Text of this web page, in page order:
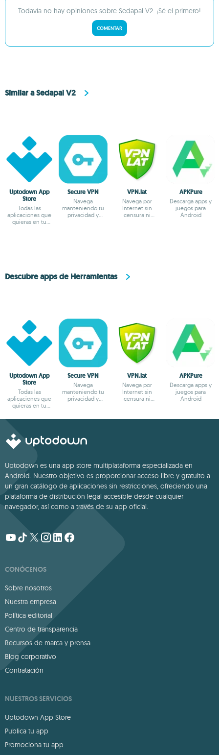
Todavía no hay opiniones sobre Sedapal V2. ¡Sé el primero!
COMENTAR
Similar a Sedapal V2
Uptodown App
Store
Todas las
aplicaciones que
quieras en tu
Secure VPN
Navega
manteniendo tu
privacidad y
VPN.lat
Navega por
Internet sin
censura ni
APKPure
Descarga apps y
juegos para
Android
Descubre apps de Herramientas
Uptodown App
Store
Todas las
aplicaciones que
quieras en tu
Secure VPN
Navega
manteniendo tu
privacidad y
VPN.lat
Navega por
Internet sin
censura ni
APKPure
Descarga apps y
juegos para
Android
Uptodown es una app store multiplataforma especializada en
Android. Nuestro objetivo es proporcionar acceso libre y gratuito a
un gran catálogo de aplicaciones sin restricciones, ofreciendo una
plataforma de distribución legal accesible desde cualquier
navegador, así como a través de su app oficial.
CONÓCENOS
Sobre nosotros
Nuestra empresa
Política editorial
Centro de transparencia
Recursos de marca y prensa
Blog corporativo
Contratación
NUESTROS SERVICIOS
Uptodown App Store
Publica tu app
Promociona tu app